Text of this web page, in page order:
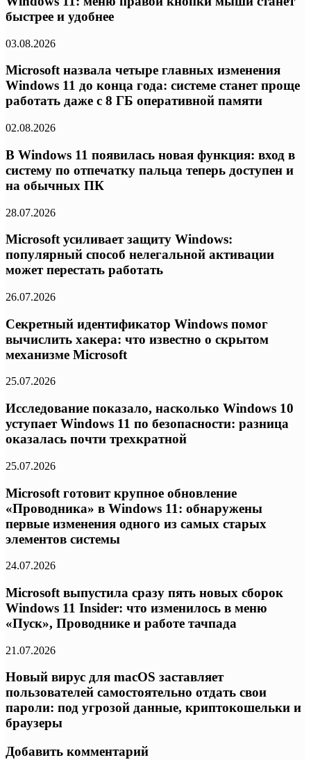
быстрее и удобнее
03.08.2026
Microsoft назвала четыре главных изменения
Windows 11 до конца года: системе станет проще
работать даже с 8 ГБ оперативной памяти
02.08.2026
В Windows 11 появилась новая функция: вход в
систему по отпечатку пальца теперь доступен и
на обычных ПК
28.07.2026
Microsoft усиливает защиту Windows:
популярный способ нелегальной активации
может перестать работать
26.07.2026
Секретный идентификатор Windows помог
вычислить хакера: что известно о скрытом
механизме Microsoft
25.07.2026
Исследование показало, насколько Windows 10
уступает Windows 11 по безопасности: разница
оказалась почти трехкратной
25.07.2026
Microsoft готовит крупное обновление
«Проводника» в Windows 11: обнаружены
первые изменения одного из самых старых
элементов системы
24.07.2026
Microsoft выпустила сразу пять новых сборок
Windows 11 Insider: что изменилось в меню
«Пуск», Проводнике и работе тачпада
21.07.2026
Новый вирус для macOS заставляет
пользователей самостоятельно отдать свои
пароли: под угрозой данные, криптокошельки и
браузеры
Добавить комментарий